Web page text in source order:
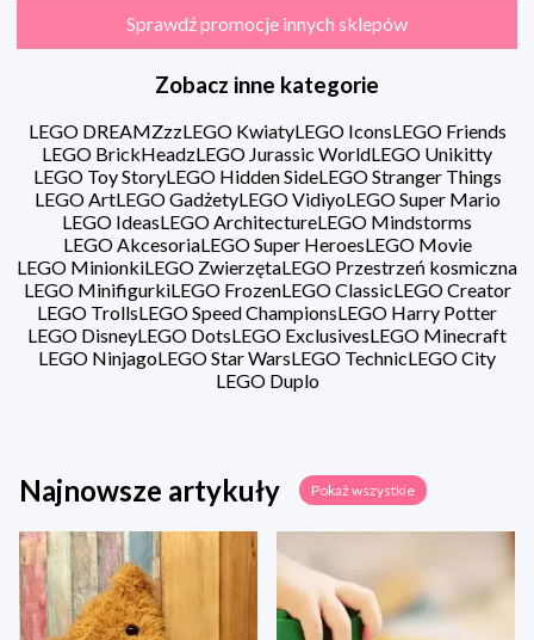
Sprawdź promocje innych sklepów
Zobacz inne kategorie
LEGO DREAMZzzLEGO KwiatyLEGO IconsLEGO Friends
LEGO BrickHeadzLEGO Jurassic WorldLEGO Unikitty
LEGO Toy StoryLEGO Hidden SideLEGO Stranger Things
LEGO ArtLEGO GadżetyLEGO VidiyoLEGO Super Mario
LEGO IdeasLEGO ArchitectureLEGO Mindstorms
LEGO AkcesoriaLEGO Super HeroesLEGO Movie
LEGO MinionkiLEGO ZwierzętaLEGO Przestrzeń kosmiczna
LEGO MinifigurkiLEGO FrozenLEGO ClassicLEGO Creator
LEGO TrollsLEGO Speed ChampionsLEGO Harry Potter
LEGO DisneyLEGO DotsLEGO ExclusivesLEGO Minecraft
LEGO NinjagoLEGO Star WarsLEGO TechnicLEGO City
LEGO Duplo
Najnowsze artykuły Pokaż wszystkie